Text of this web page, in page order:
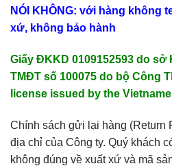
NÓI KHÔNG: với hàng không
xứ, không bảo hành
Giấy ĐKKD 0109152593 do sở
TMĐT số 100075 do bộ Công
license issued by the
Chính sách gửi lại hàng (Return
địa chỉ của Công ty. Quý khách
không đúng về xuất xứ và mã